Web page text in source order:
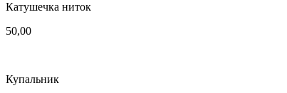
Катушечка ниток
50,00
Купальник